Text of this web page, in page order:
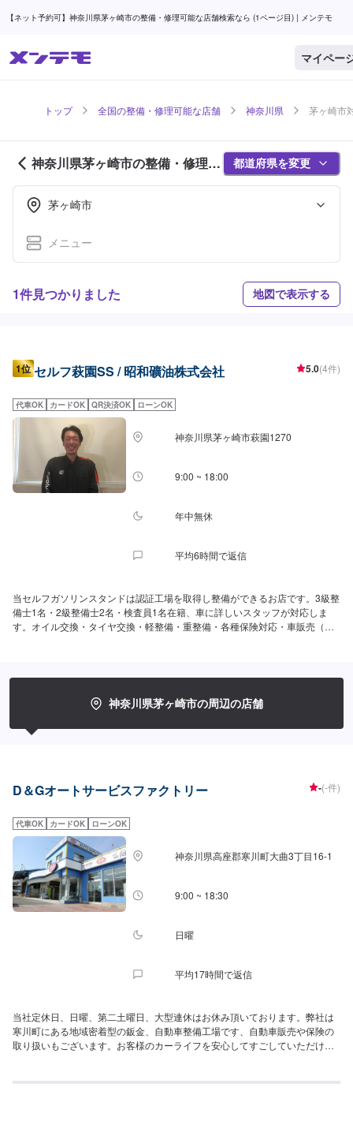
【ネット予約可】神奈川県茅ヶ崎市の整備・修理可能な店舗検索なら (1ページ目) | メンテモ
マイペー
トップ 全国の整備・修理可能な店舗 神奈川県 茅ヶ崎市
神奈川県茅ヶ崎市の整備・修理可
能な店舗紹介 (1ページ目)
都道府県を変更
茅ヶ崎市
メニュー
1件見つかりました 地図で表示する
1位 セルフ萩園SS / 昭和礦油株式会社 5.0(4件)
代車OK カードOK QR決済OK ローンOK
神奈川県茅ヶ崎市萩園1270
9:00 ~ 18:00
年中無休
平均6時間で返信
当セルフガソリンスタンドは認証工場を取得し整備ができるお店です。3級整
備士1名・2級整備士2名・検査員1名在籍、車に詳しいスタッフが対応しま
す。オイル交換・タイヤ交換・軽整備・重整備・各種保険対応・車販売（新
神奈川県茅ヶ崎市の周辺の店舗
D＆Gオートサービスファクトリー -(-件)
代車OK カードOK ローンOK
神奈川県高座郡寒川町大曲3丁目16-1
9:00 ~ 18:30
日曜
平均17時間で返信
当社定休日、日曜、第二土曜日、大型連休はお休み頂いております。弊社は
寒川町にある地域密着型の鈑金、自動車整備工場です、自動車販売や保険の
取り扱いもございます。お客様のカーライフを安心してすごしていただける